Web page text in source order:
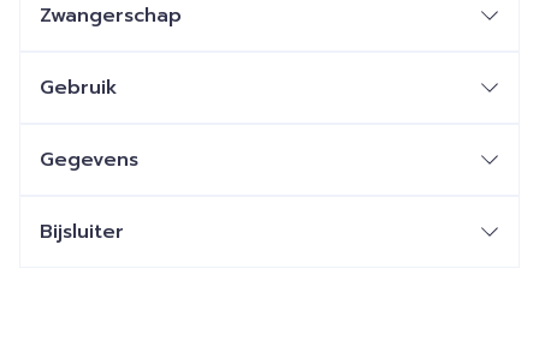
Zwangerschap
Gebruik
Gegevens
Bijsluiter